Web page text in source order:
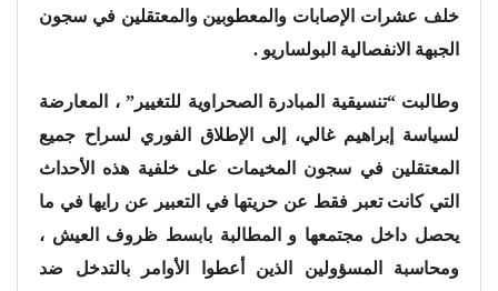
خلف عشرات الإصابات والمعطوبين والمعتقلين في سجون
الجبهة الانفصالية البولساريو .
وطالبت “تنسيقية المبادرة الصحراوية للتغيير” ، المعارضة
لسياسة إبراهيم غالي، إلى الإطلاق الفوري لسراح جميع
المعتقلين في سجون المخيمات على خلفية هذه الأحداث
التي كانت تعبر فقط عن حريتها في التعبير عن رايها في ما
يحصل داخل مجتمعها و المطالبة بابسط ظروف العيش ،
ومحاسبة المسؤولين الذين أعطوا الأوامر بالتدخل ضد